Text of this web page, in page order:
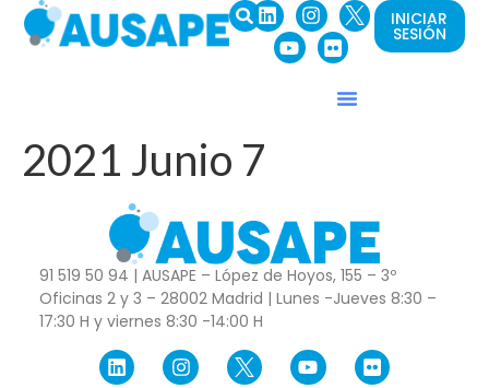
INICIAR
SESIÓN
2021 Junio 7
91 519 50 94 | AUSAPE – López de Hoyos, 155 – 3º
Oficinas 2 y 3 – 28002 Madrid | Lunes -Jueves 8:30 –
17:30 H y viernes 8:30 -14:00 H